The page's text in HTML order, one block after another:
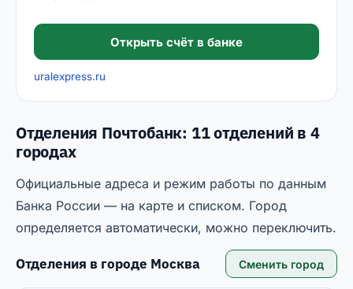
Открыть счёт в банке
uralexpress.ru
Отделения Почтобанк: 11 отделений в 4
городах
Официальные адреса и режим работы по данным
Банка России — на карте и списком. Город
определяется автоматически, можно переключить.
Отделения в городе Москва Сменить город